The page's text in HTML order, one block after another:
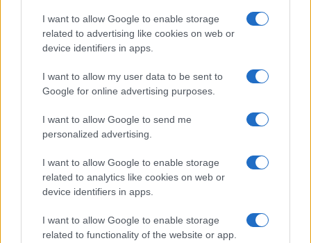
I want to allow Google to enable storage
related to advertising like cookies on web or
device identifiers in apps.
I want to allow my user data to be sent to
Google for online advertising purposes.
I want to allow Google to send me
personalized advertising.
I want to allow Google to enable storage
related to analytics like cookies on web or
device identifiers in apps.
I want to allow Google to enable storage
related to functionality of the website or app.
Sanità sarda e transizione verde: tra case della
comunità, industria farmaceutica e tensioni politiche
ESG NEWS